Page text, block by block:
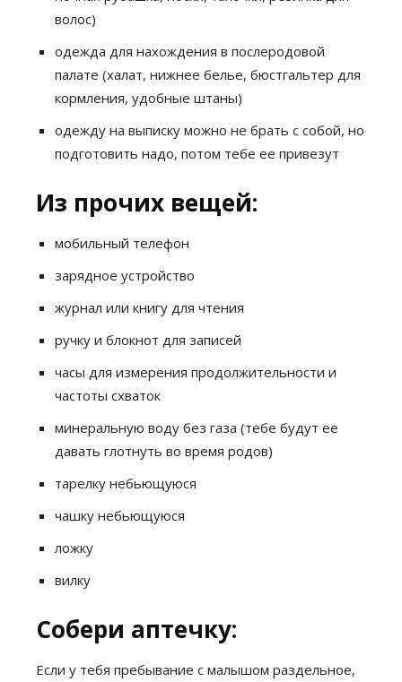
волос)
одежда для нахождения в послеродовой
палате (халат, нижнее белье, бюстгальтер для
кормления, удобные штаны)
одежду на выписку можно не брать с собой, но
подготовить надо, потом тебе ее привезут
Из прочих вещей:
мобильный телефон
зарядное устройство
журнал или книгу для чтения
ручку и блокнот для записей
часы для измерения продолжительности и
частоты схваток
минеральную воду без газа (тебе будут ее
давать глотнуть во время родов)
тарелку небьющуюся
чашку небьющуюся
ложку
вилку
Собери аптечку:
Если у тебя пребывание с малышом раздельное,